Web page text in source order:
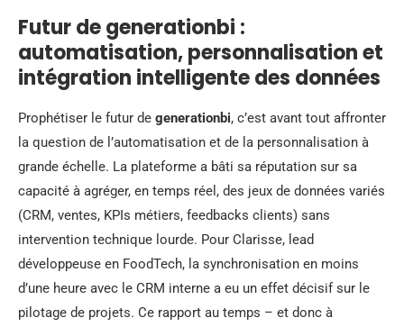
Futur de generationbi :
automatisation, personnalisation et
intégration intelligente des données
Prophétiser le futur de generationbi, c’est avant tout affronter
la question de l’automatisation et de la personnalisation à
grande échelle. La plateforme a bâti sa réputation sur sa
capacité à agréger, en temps réel, des jeux de données variés
(CRM, ventes, KPIs métiers, feedbacks clients) sans
intervention technique lourde. Pour Clarisse, lead
développeuse en FoodTech, la synchronisation en moins
d’une heure avec le CRM interne a eu un effet décisif sur le
pilotage de projets. Ce rapport au temps – et donc à